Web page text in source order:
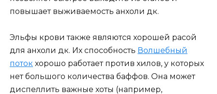
повышает выживаемость анхоли дк.
Эльфы крови также являются хорошей расой
для анхоли дк. Их способность Волшебный
поток хорошо работает против хилов, у которых
нет большого количества баффов. Она может
диспеллить важные хоты (например,